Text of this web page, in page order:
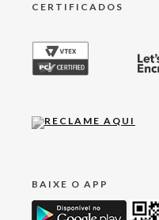
CERTIFICADOS
BAIXE O APP